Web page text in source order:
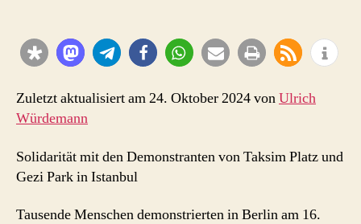
Taksim
ist
*
–
Fotos
Zuletzt aktualisiert am 24. Oktober 2024 vonUlrich
Würdemann
Solidarität mit den Demonstranten von Taksim Platz und
Gezi Park in Istanbul
Tausende Menschen demonstrierten in Berlin am 16.